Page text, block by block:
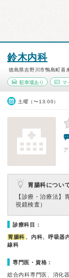
鈴木内科
徳島県吉野川市鴨島町喜
駐車場あり マ
土曜（〜13:00）
胃腸科につい
【診療・治療法】
視鏡検査）
診療科目：
胃腸科 、内科、呼吸器
線科
専門医・資格：
総合内科専門医、消化